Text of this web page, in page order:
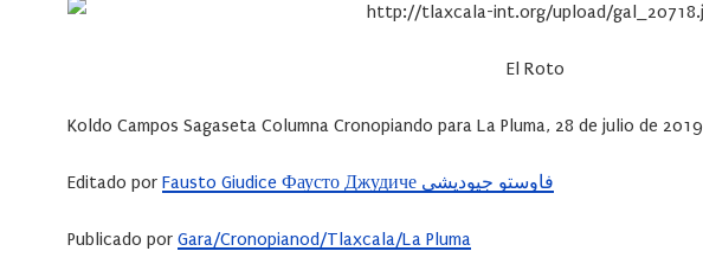
El Roto
Koldo Campos Sagaseta Columna Cronopiando para La Pluma, 28 de julio de 2019
Editado por Fausto Giudice Фаусто Джудиче فاوستو جيوديشي
Publicado por Gara/Cronopianod/Tlaxcala/La Pluma